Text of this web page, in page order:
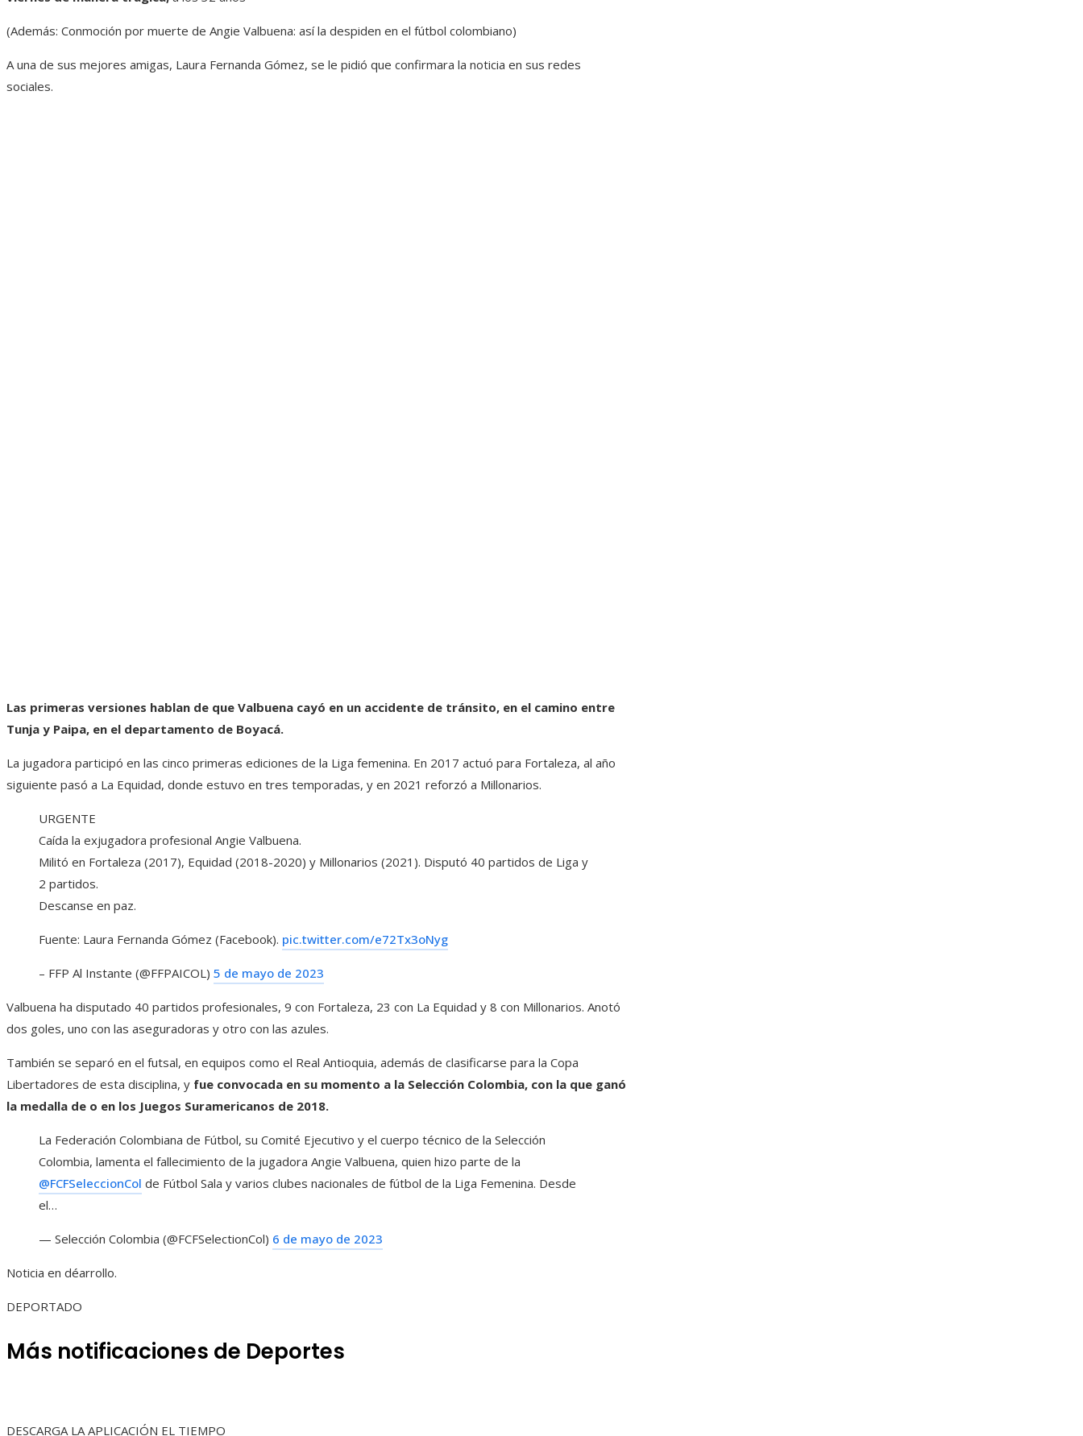
(Además: Conmoción por muerte de Angie Valbuena: así la despiden en el fútbol colombiano)
A una de sus mejores amigas, Laura Fernanda Gómez, se le pidió que confirmara la noticia en sus redes
sociales.
Las primeras versiones hablan de que Valbuena cayó en un accidente de tránsito, en el camino entre
Tunja y Paipa, en el departamento de Boyacá.
La jugadora participó en las cinco primeras ediciones de la Liga femenina. En 2017 actuó para Fortaleza, al año
siguiente pasó a La Equidad, donde estuvo en tres temporadas, y en 2021 reforzó a Millonarios.
URGENTE
Caída la exjugadora profesional Angie Valbuena.
Militó en Fortaleza (2017), Equidad (2018-2020) y Millonarios (2021). Disputó 40 partidos de Liga y
2 partidos.
Descanse en paz.
Fuente: Laura Fernanda Gómez (Facebook). pic.twitter.com/e72Tx3oNyg
– FFP Al Instante (@FFPAICOL) 5 de mayo de 2023
Valbuena ha disputado 40 partidos profesionales, 9 con Fortaleza, 23 con La Equidad y 8 con Millonarios. Anotó
dos goles, uno con las aseguradoras y otro con las azules.
También se separó en el futsal, en equipos como el Real Antioquia, además de clasificarse para la Copa
Libertadores de esta disciplina, y fue convocada en su momento a la Selección Colombia, con la que ganó
la medalla de o en los Juegos Suramericanos de 2018.
La Federación Colombiana de Fútbol, ​​​​su Comité Ejecutivo y el cuerpo técnico de la Selección
Colombia, lamenta el fallecimiento de la jugadora Angie Valbuena, quien hizo parte de la
@FCFSeleccionCol de Fútbol Sala y varios clubes nacionales de fútbol de la Liga Femenina. Desde
el…
— Selección Colombia (@FCFSelectionCol) 6 de mayo de 2023
Noticia en déarrollo.
DEPORTADO
Más notificaciones de Deportes
DESCARGA LA APLICACIÓN EL TIEMPO